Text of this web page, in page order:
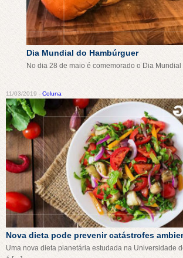
Dia Mundial do Hambúrguer
No dia 28 de maio é comemorado o Dia
11/03/2019 - Coluna
Nova dieta pode prevenir catástrofes
Uma nova dieta planetária estudada na Universidade